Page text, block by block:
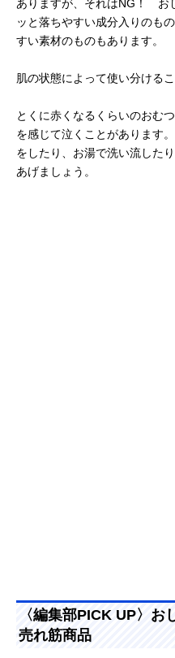
ありますが、それはNG！ お
ッと落ちやすい成分入りのも
すい素材のものもあります。
肌の状態によって使い分ける
とくに赤くなるくらいのおむ
を感じて泣くことがあります
をしたり、お湯で洗い流したり
あげましょう。
〈編集部PICK UP〉
売れ筋商品